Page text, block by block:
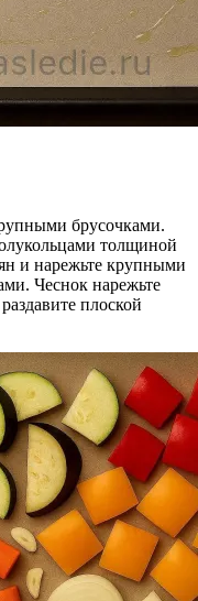
брусочками.
толщиной
и нарежьте крупными
Чеснок нарежьте
плоской